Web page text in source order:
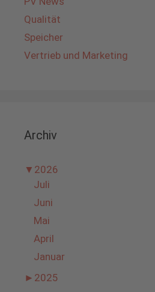
Qualität
Speicher
Vertrieb und Marketing
Archiv
▼ 2026
Juli
Juni
Mai
April
Januar
► 2025